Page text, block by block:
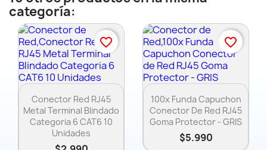
categoría:
Vista rápida
Conector Red RJ45
Metal Terminal Blindado
Categoria 6 CAT6 10
Unidades
favorite_border
Vista rápida
100x Funda Capuchon
Conector De Red RJ45
Goma Protector - GRIS
$5.990
favorite_border
Nombre de la lista de deseos
Cancelar
Crear lista de deseos